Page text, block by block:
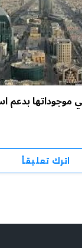
بدعم
اترك تعليقاً